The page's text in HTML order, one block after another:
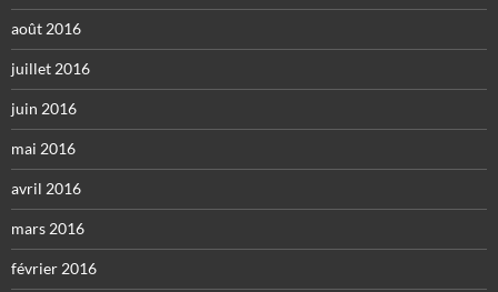
août 2016
juillet 2016
juin 2016
mai 2016
avril 2016
mars 2016
février 2016